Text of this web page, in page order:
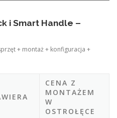
i Smart Handle –
+ montaż + konfiguracja +
CENA Z
MONTAŻEM
W
OSTROŁĘCE